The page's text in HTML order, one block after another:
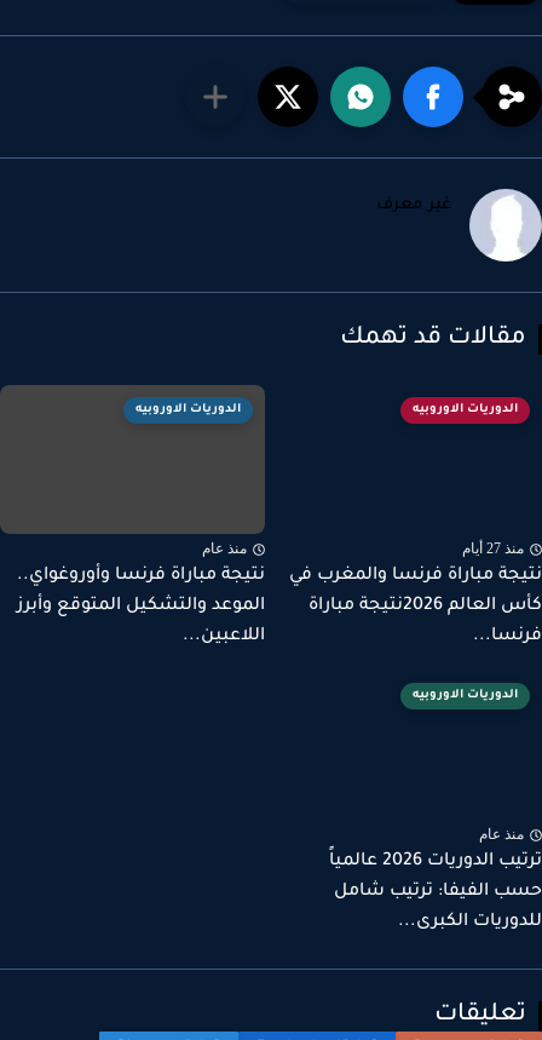
غير معرف
قد تهمك
الدوريات الاوروبيه
27 أيام
مباراة فرنسا والمغرب في
كأس العالم 2026نتيجة مباراة
الدوريات الاوروبيه
منذ عام
نتيجة مباراة فرنسا وأوروغواي..
الموعد والتشكيل المتوقع وأبرز
اللاعبين...
الدوريات الاوروبيه
عام
ترتيب الدوريات 2026 عالمياً
الفيفا: ترتيب شامل
الكبرى...